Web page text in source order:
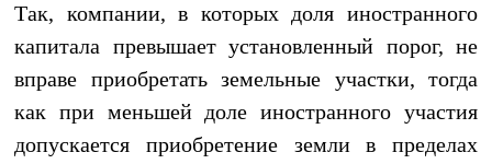
Так, компании, в которых доля иностранного
капитала превышает установленный порог, не
вправе приобретать земельные участки, тогда
как при меньшей доле иностранного участия
допускается приобретение земли в пределах